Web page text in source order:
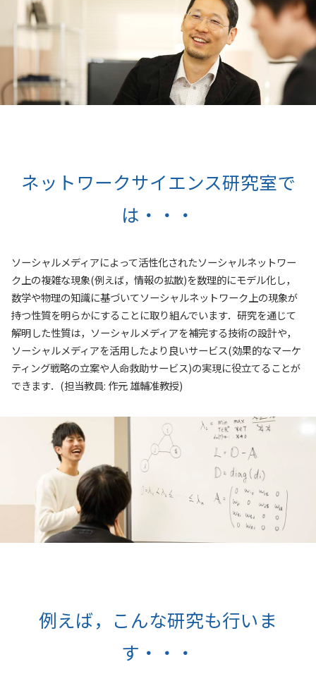
ネットワークサイエンス研究室で
は・・・
ソーシャルメディアによって活性化されたソーシャルネットワー
ク上の複雑な現象(例えば，情報の拡散)を数理的にモデル化し，
数学や物理の知識に基づいてソーシャルネットワーク上の現象が
持つ性質を明らかにすることに取り組んでいます．研究を通じて
解明した性質は，ソーシャルメディアを補完する技術の設計や，
ソーシャルメディアを活用したより良いサービス(効果的なマーケ
ティング戦略の立案や人命救助サービス)の実現に役立てることが
できます．(担当教員: 作元 雄輔准教授)
例えば，こんな研究も行いま
す・・・